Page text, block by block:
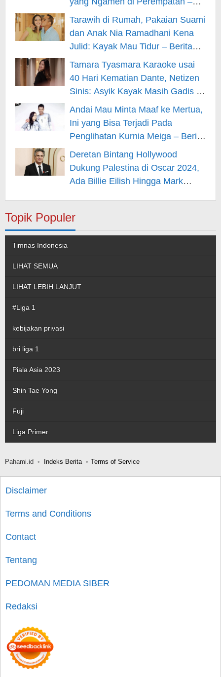
Berita Hiburan
Tarawih di Rumah, Pakaian Suami
dan Anak Nia Ramadhani Kena
Julid: Kayak Mau Tidur – Berita
Hiburan
Tamara Tyasmara Karaoke usai
40 Hari Kematian Dante, Netizen
Sinis: Asyik Kayak Masih Gadis –
Berita Hiburan
Andai Mau Minta Maaf ke Mertua,
Ini yang Bisa Terjadi Pada
Penglihatan Kurnia Meiga – Berita
Hiburan
Deretan Bintang Hollywood
Dukung Palestina di Oscar 2024,
Ada Billie Eilish Hingga Mark
Topik Populer
Timnas Indonesia
LIHAT SEMUA
LIHAT LEBIH LANJUT
#Liga 1
kebijakan privasi
bri liga 1
Piala Asia 2023
Shin Tae Yong
Fuji
Liga Primer
Pahami.id Indeks Berita Terms of Service
Disclaimer
Terms and Conditions
Contact
Tentang
PEDOMAN MEDIA SIBER
Redaksi